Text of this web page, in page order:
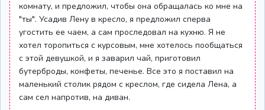
комнату, и предложил, чтобы она обращалась ко мне на
"ты". Усадив Лену в кресло, я предложил сперва
угостить ее чаем, а сам проследовал на кухню. Я не
хотел торопиться с курсовым, мне хотелось пообщаться
с этой девушкой, и я заварил чай, приготовил
бутерброды, конфеты, печенье. Все это я поставил на
маленький столик рядом с креслом, где сидела Лена, а
сам сел напротив, на диван.